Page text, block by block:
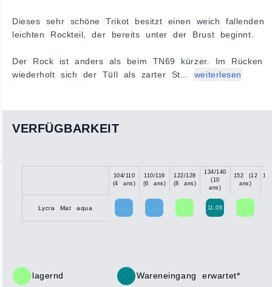
Dieses sehr schöne Trikot besitzt einen weich fallenden
leichten Rockteil, der bereits unter der Brust beginnt.
Der Rock ist anders als beim TN69 kürzer. Im Rücken
wiederholt sich der Tüll als zarter St... weiterlesen
VERFÜGBARKEIT
104/110
(4 ans)
110/116
(6 ans)
122/128
(8 ans)
134/140
(10
ans)
152 (12
ans)
Lycra Mat aqua 11.08
lagernd
Wareneingang erwartet*